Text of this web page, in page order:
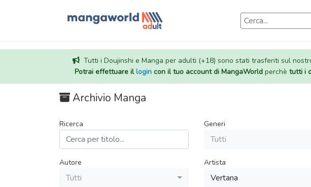
Tutti i Doujinshi e Manga per adulti (+18) sono stati trasferiti sul
Potrai effettuare illogincon il tuo account di MangaWorldperchè tutti i
Archivio Manga
Ricerca Generi
Tutti
Autore
Tutti
Artista
Vertana